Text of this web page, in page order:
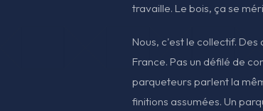
travaille. Le bois, ça se
Nous, c'est le collectif.
France. Pas un défilé de
parqueteurs parlent la
finitions assumées. Un